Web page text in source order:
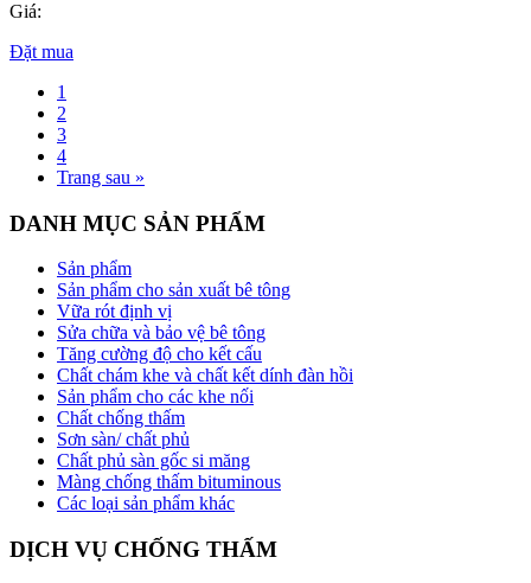
Giá:
Đặt mua
1
2
3
4
Trang sau »
DANH MỤC SẢN PHẨM
Sản phẩm
Sản phẩm cho sản xuất bê tông
Vữa rót định vị
Sửa chữa và bảo vệ bê tông
Tăng cường độ cho kết cấu
Chất chám khe và chất kết dính đàn hồi
Sản phẩm cho các khe nối
Chất chống thấm
Sơn sàn/ chất phủ
Chất phủ sàn gốc si măng
Màng chống thấm bituminous
Các loại sản phẩm khác
DỊCH VỤ CHỐNG THẤM